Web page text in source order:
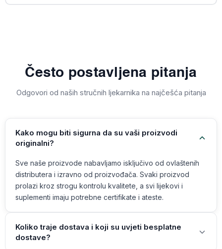
Često postavljena pitanja
Odgovori od naših stručnih ljekarnika na najčešća pitanja
Kako mogu biti sigurna da su vaši proizvodi
originalni?
Sve naše proizvode nabavljamo isključivo od ovlaštenih
distributera i izravno od proizvođača. Svaki proizvod
prolazi kroz strogu kontrolu kvalitete, a svi lijekovi i
suplementi imaju potrebne certifikate i ateste.
Koliko traje dostava i koji su uvjeti besplatne
dostave?